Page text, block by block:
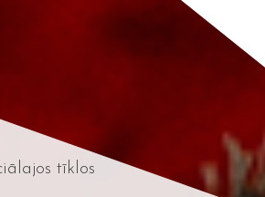
tīklos